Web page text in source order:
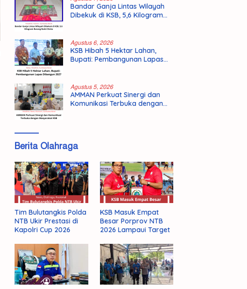
Bandar Ganja Lintas Wilayah
Dibekuk di KSB, 5,6 Kilogram
Agustus 6, 2026
KSB Hibah 5 Hektar Lahan,
Bupati: Pembangunan Lapas
Agustus 5, 2026
AMMAN Perkuat Sinergi dan
Komunikasi Terbuka dengan
Berita Olahraga
Tim Bulutangkis Polda
NTB Ukir Prestasi di
Kapolri Cup 2026
KSB Masuk Empat
Besar Porprov NTB
2026 Lampaui Target